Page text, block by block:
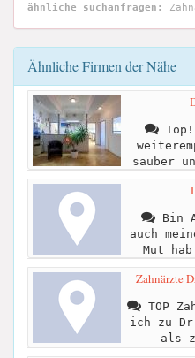
ähnliche suchanfragen:
Ähnliche Firmen der Nähe
Top!
sauber
Bin
auch
Mut
Zahnärzte
TOP
ich zu
als